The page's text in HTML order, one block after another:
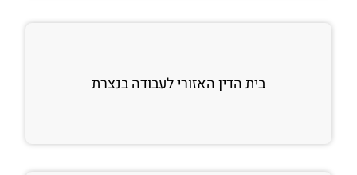
בית הדין האזורי לעבודה בנצרת